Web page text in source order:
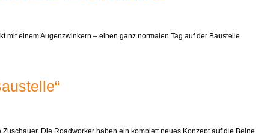
mit einem Augenzwinkern – einen ganz normalen Tag auf der Baustelle.
Die Roadworker haben ein komplett neues Konzept auf die Beine